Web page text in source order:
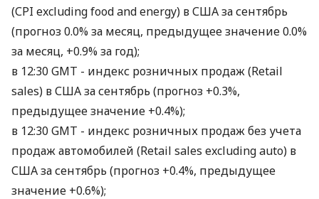
(СPI excluding food and energy) в США за сентябрь
(прогноз 0.0% за месяц, предыдущее значение 0.0%
за месяц, +0.9% за год);
в 12:30 GMT - индекс розничных продаж (Retail
sales) в США за сентябрь (прогноз +0.3%,
предыдущее значение +0.4%);
в 12:30 GMT - индекс розничных продаж без учета
продаж автомобилей (Retail sales excluding auto) в
США за сентябрь (прогноз +0.4%, предыдущее
значение +0.6%);